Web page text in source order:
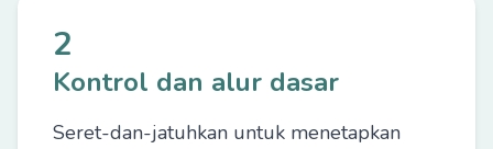
2
Kontrol dan alur dasar
Seret-dan-jatuhkan untuk menetapkan